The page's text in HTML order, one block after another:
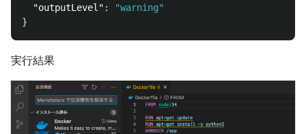
"outputLevel" :
"warning"
}
実行結果